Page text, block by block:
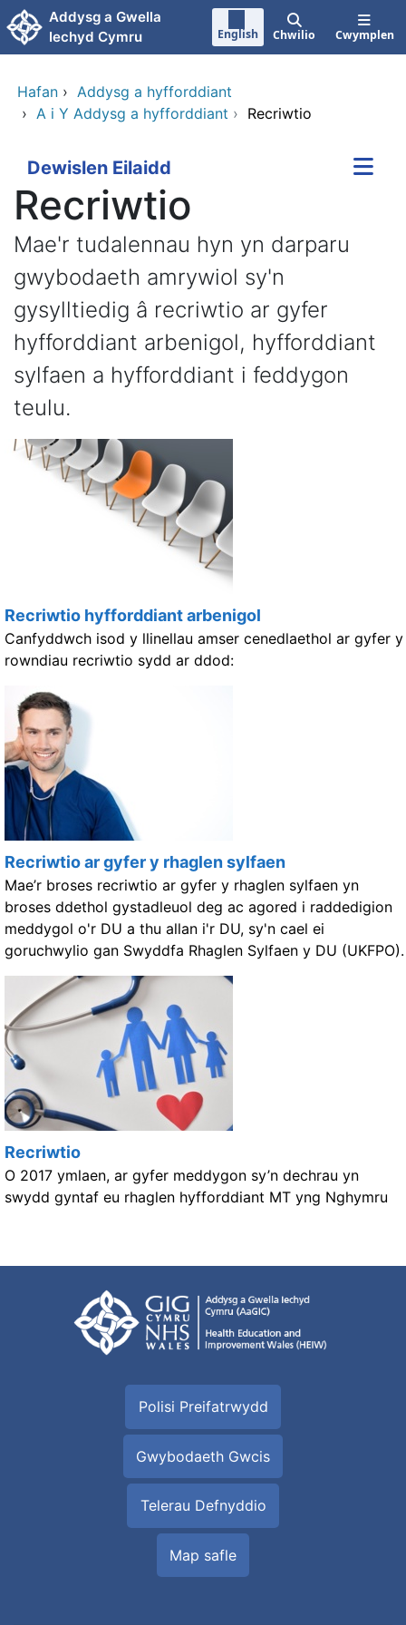
Neidio i'r prif gynnwy
Addysg a Gwella
Iechyd Cymru
English Chwilio Cwymplen
Hafan › Addysg a hyfforddiant
› A i Y Addysg a hyfforddiant › Recriwtio
Dewislen Eilaidd
Recriwtio
Mae'r tudalennau hyn yn darparu
gwybodaeth amrywiol sy'n
gysylltiedig â recriwtio ar gyfer
hyfforddiant arbenigol, hyfforddiant
sylfaen a hyfforddiant i feddygon
teulu.
Recriwtio hyfforddiant arbenigol
Canfyddwch isod y llinellau amser cenedlaethol ar gyfer y
rowndiau recriwtio sydd ar ddod:
Recriwtio ar gyfer y rhaglen sylfaen
Mae’r broses recriwtio ar gyfer y rhaglen sylfaen yn
broses ddethol gystadleuol deg ac agored i raddedigion
meddygol o'r DU a thu allan i'r DU, sy'n cael ei
goruchwylio gan Swyddfa Rhaglen Sylfaen y DU (UKFPO).
Recriwtio
O 2017 ymlaen, ar gyfer meddygon sy’n dechrau yn
swydd gyntaf eu rhaglen hyfforddiant MT yng Nghymru
Polisi Preifatrwydd
Gwybodaeth Gwcis
Telerau Defnyddio
Map safle